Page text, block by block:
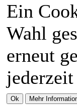
Ein
Wahl
erneut